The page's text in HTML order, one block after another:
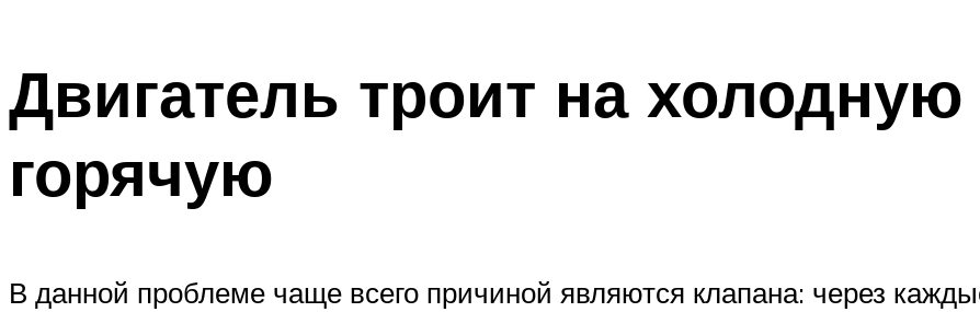
Двигатель троит на
горячую
В данной проблеме чаще всего причиной являются клапана: через